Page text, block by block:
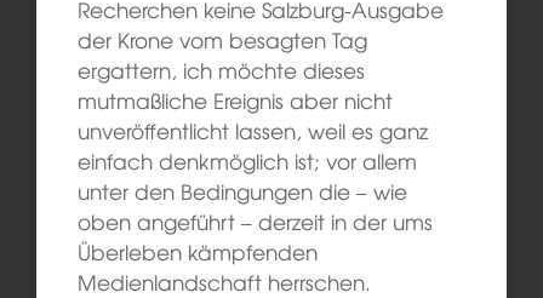
Recherchen keine Salzburg-Ausgabe
der Krone vom besagten Tag
ergattern, ich möchte dieses
mutmaßliche Ereignis aber nicht
unveröffentlicht lassen, weil es ganz
einfach denkmöglich ist; vor allem
unter den Bedingungen die – wie
oben angeführt – derzeit in der ums
Überleben kämpfenden
Medienlandschaft herrschen.